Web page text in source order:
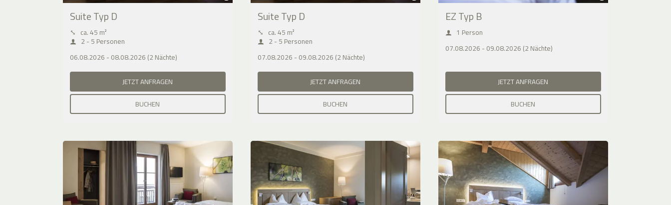
Suite Typ D
⤡ ca. 45 m²
2 - 5 Personen
06.08.2026 - 08.08.2026 (2 Nächte)
JETZT ANFRAGEN
BUCHEN
Suite Typ D
⤡ ca. 45 m²
2 - 5 Personen
07.08.2026 - 09.08.2026 (2 Nächte)
JETZT ANFRAGEN
BUCHEN
EZ Typ B
1 Person
07.08.2026 - 09.08.2026 (2 Nächte)
JETZT ANFRAGEN
BUCHEN